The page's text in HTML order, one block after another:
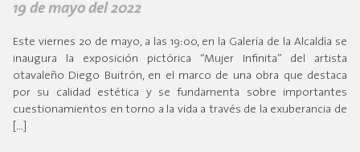
19 de mayo del 2022
Este viernes 20 de mayo, a las 19:00, en la Galería de la Alcaldía se
inaugura la exposición pictórica “Mujer Infinita” del artista
otavaleño Diego Buitrón, en el marco de una obra que destaca
por su calidad estética y se fundamenta sobre importantes
cuestionamientos en torno a la vida a través de la exuberancia de
[…]